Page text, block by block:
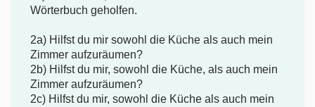
Wörterbuch geholfen.
2a) Hilfst du mir sowohl die Küche als auch mein
Zimmer aufzuräumen?
2b) Hilfst du mir, sowohl die Küche, als auch mein
Zimmer aufzuräumen?
2c) Hilfst du mir, sowohl die Küche als auch mein